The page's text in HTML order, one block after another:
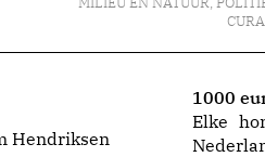
Hendriksen
1000
Elke